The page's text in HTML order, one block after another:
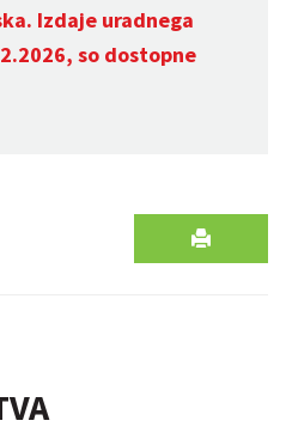
Izdaje uradnega
so dostopne